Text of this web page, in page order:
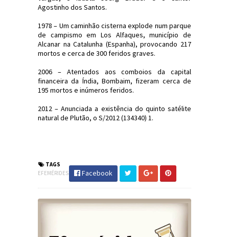
Agostinho dos Santos.
1978 – Um caminhão cisterna explode num parque
de campismo em Los Alfaques, município de
Alcanar na Catalunha (Espanha), provocando 217
mortos e cerca de 300 feridos graves.
2006 – Atentados aos comboios da capital
financeira da Índia, Bombaim, fizeram cerca de
195 mortos e inúmeros feridos.
2012 – Anunciada a existência do quinto satélite
natural de Plutão, o S/2012 (134340) 1.
TAGS
EFEMÉRIDES
Facebook